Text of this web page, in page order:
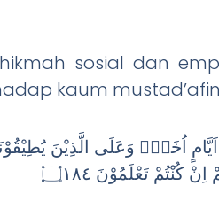
sosial dan
kaum mustad’afin.
اُخَرَۗ وَعَلَى الَّذِيْنَ
تَعْلَمُوْنَ ۝١٨٤